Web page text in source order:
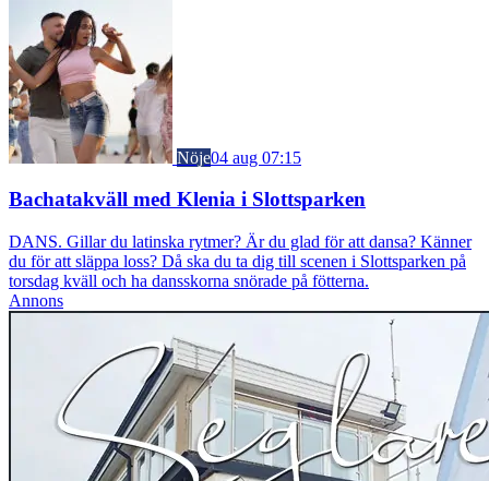
Nöje04 aug 07:15
Bachatakväll med Klenia i Slottsparken
DANS. Gillar du latinska rytmer? Är du glad för att dansa? Känner
du för att släppa loss? Då ska du ta dig till scenen i Slottsparken på
torsdag kväll och ha dansskorna snörade på fötterna.
Annons